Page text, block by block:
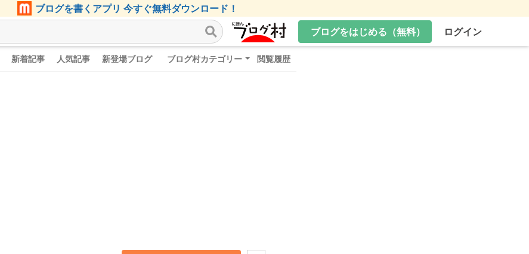
ブログを書くアプリ 今すぐ無料ダウンロード！
ブログをはじめる（無料）
ログイン
新着記事 人気記事 新登場ブログ ブログ村カテゴリー 閲覧履歴